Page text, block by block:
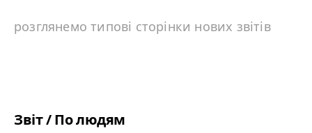
розглянемо типові сторінки нових звітів
Звіт / По людям